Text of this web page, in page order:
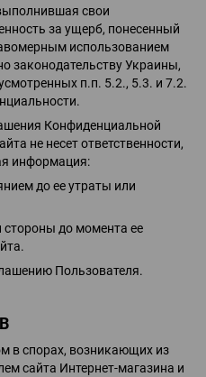
свои
за ущерб, понесенный
использованием
законодательству Украины,
п.п. 5.2., 5.3. и 7.2.
Конфиденциальной
не несет ответственности,
информация:
до ее утраты или
стороны до момента ее
Пользователя.
в спорах, возникающих из
сайта Интернет-магазина и